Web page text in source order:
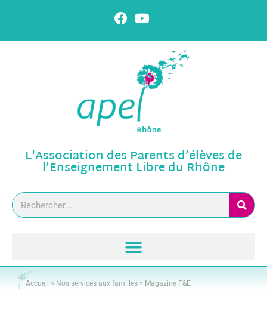
L'Association des Parents d’élèves de
l’Enseignement Libre du Rhône
Accueil » Nos services aux familles » Magazine F&E